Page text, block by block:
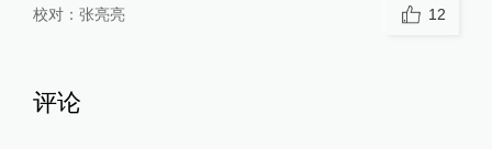
校对： 张亮亮 12
评论